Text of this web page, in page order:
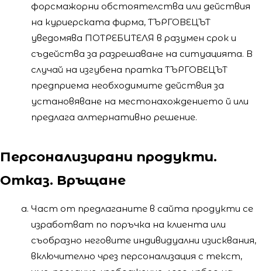
форсмажорни обстоятелства или действия
на куриерската фирма, ТЪРГОВЕЦЪТ
уведомява ПОТРЕБИТЕЛЯ в разумен срок и
съдейства за разрешаване на ситуацията. В
случай на изгубена пратка ТЪРГОВЕЦЪТ
предприема необходимите действия за
установяване на местонахождението й или
предлага алтернативно решение.
Персонализирани продукти.
Отказ. Връщане
Част от предлаганите в сайта продукти се
изработват по поръчка на клиента или
съобразно неговите индивидуални изисквания,
включително чрез персонализация с текст,